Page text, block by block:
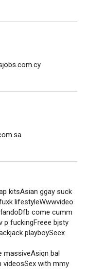
kitsAsian ggay suck
lifestyleWwwvideo
come cumm
p fuckingFreee bjsty
playboySeex
massiveAsiqn bal
videosSex with mmy